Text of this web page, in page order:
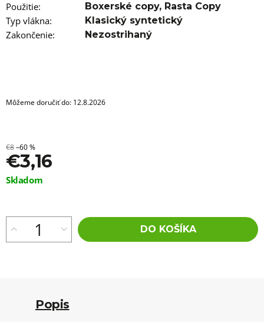
Použitie: Boxerské copy, Rasta Copy
Typ vlákna: Klasický syntetický
Zakončenie: Nezostrihaný
Môžeme doručiť do: 12.8.2026
€8–60 %
€3,16
Jednotková
Skladom
DO KOŠÍKA
Popis
100%
EZ
KANEKALON